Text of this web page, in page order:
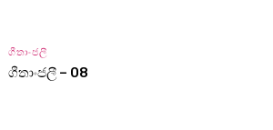
ගීතාංජලී
ගීතාංජලී – 08